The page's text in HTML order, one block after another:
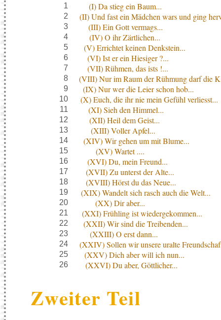
1 (I) Da stieg ein Baum...
2 (II) Und fast ein Mädchen wars und ging
3 (III) Ein Gott vermags...
4 (IV) O ihr Zärtlichen...
5 (V) Errichtet keinen Denkstein...
6 (VI) Ist er ein Hiesiger ?...
7 (VII) Rühmen, das ists !...
8 (VIII) Nur im Raum der Rühmung darf die
9 (IX) Nur wer die Leier schon hob...
10 (X) Euch, die ihr nie mein Gefühl verliesst...
11 (XI) Sieh den Himmel...
12 (XII) Heil dem Geist...
13 (XIII) Voller Apfel...
14 (XIV) Wir gehen um mit Blume...
15 (XV) Wartet ....
16 (XVI) Du, mein Freund...
17 (XVII) Zu unterst der Alte...
18 (XVIII) Hörst du das Neue...
19 (XIX) Wandelt sich rasch auch die Welt...
20 (XX) Dir aber...
21 (XXI) Frühling ist wiedergekommen...
22 (XXII) Wir sind die Treibenden...
23 (XXIII) O erst dann...
24 (XXIV) Sollen wir unsere uralte
25 (XXV) Dich aber will ich nun...
26 (XXVI) Du aber, Göttlicher...
Zweiter Teil